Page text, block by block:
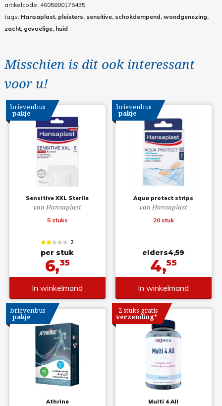
artikelcode: 4005800175435
tags: Hansaplast, pleisters, sensitive, schokdempend, wondgenezing,
zacht, gevoelige, huid
Misschien is dit ook interessant
voor u!
Sensitive XXL Sterile
van Hansaplast
5 stuks
brievenbus
pakje
2
per stuk
6,35
In winkelmand
Aqua protect strips
van Hansaplast
20 stuk
brievenbus
pakje
elders4,59
4,55
In winkelmand
Athrine
brievenbus
pakje
Multi 4 All
2 stuks gratis
verzending*